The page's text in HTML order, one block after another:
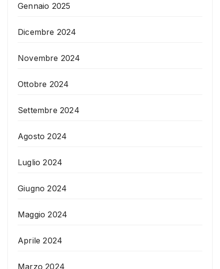
Gennaio 2025
Dicembre 2024
Novembre 2024
Ottobre 2024
Settembre 2024
Agosto 2024
Luglio 2024
Giugno 2024
Maggio 2024
Aprile 2024
Marzo 2024